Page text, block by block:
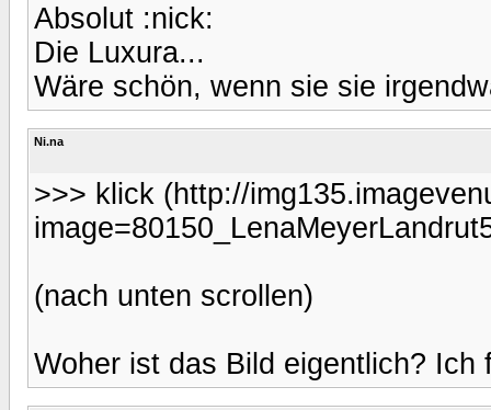
Absolut :nick:
Die Luxura...
Wäre schön, wenn sie sie
Ni.na
>>> klick (http://
(nach unten scrollen)
Woher ist das Bild eigentlich?